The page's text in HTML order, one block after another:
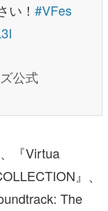
い！ #VFes
公式
『Virtua
』、
The